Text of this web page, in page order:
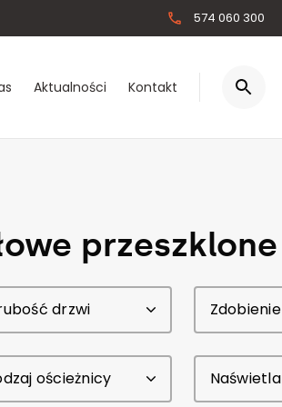
574 060 300
Aktualności Kontakt
Zarejestruj się
przeszklone
drzwi Zdobienie
ościeżnicy Naświetla